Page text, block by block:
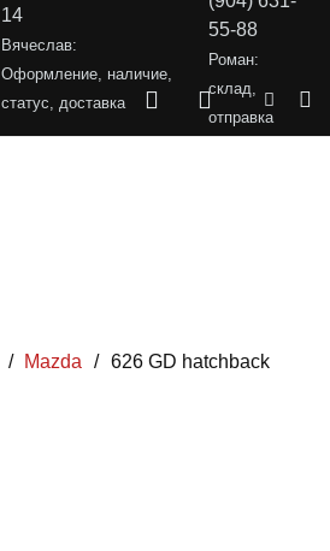
14
Вячеслав:
Оформление, наличие,
статус, доставка
55-88
Роман:
склад,
отправка
/ Mazda / 626 GD hatchback